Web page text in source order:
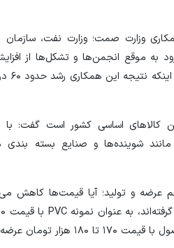
وزارت صمت؛ وزارت نفت، سازمان
به موقع انجمن‌ها و تشکل‌ها از
کالا‌های اساسی کشور است گفت: با
مانند شوینده‌ها و صنایع بسته بندی
عرضه و تولید؛ آیا قیمت‌ها کاهش
عرضه می‌شود.